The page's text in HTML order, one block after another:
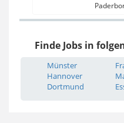
Finde Jobs in
Münster
Hannover
Dortmund